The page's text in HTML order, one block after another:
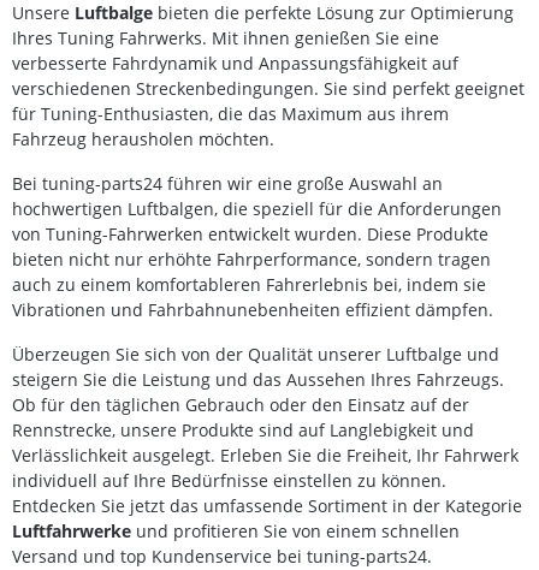
einsetzbarer Luftbalg für Luftfahrwerke Robuste Bauweise
mit Kennzeichnung „LF2007-1“ Geeignet als Ersatz für
defekte Luftfedern Teilweise verwendbar im Set mit
Teilegutachten (§19.3) Hohe Materialqualität und
zuverlässige Abdichtung Lieferumfang: 1x TA Technix
Luftbalg 150mm schmal (Kennzeichnung „LF2007-1“)
Unsere Luftbalge bieten die perfekte Lösung zur Optimierung
Ihres Tuning Fahrwerks. Mit ihnen genießen Sie eine
verbesserte Fahrdynamik und Anpassungsfähigkeit auf
verschiedenen Streckenbedingungen. Sie sind perfekt geeignet
für Tuning-Enthusiasten, die das Maximum aus ihrem
Fahrzeug herausholen möchten.
Bei tuning-parts24 führen wir eine große Auswahl an
hochwertigen Luftbalgen, die speziell für die Anforderungen
von Tuning-Fahrwerken entwickelt wurden. Diese Produkte
bieten nicht nur erhöhte Fahrperformance, sondern tragen
auch zu einem komfortableren Fahrerlebnis bei, indem sie
Vibrationen und Fahrbahnunebenheiten effizient dämpfen.
Überzeugen Sie sich von der Qualität unserer Luftbalge und
steigern Sie die Leistung und das Aussehen Ihres Fahrzeugs.
Ob für den täglichen Gebrauch oder den Einsatz auf der
Rennstrecke, unsere Produkte sind auf Langlebigkeit und
Verlässlichkeit ausgelegt. Erleben Sie die Freiheit, Ihr Fahrwerk
individuell auf Ihre Bedürfnisse einstellen zu können.
Entdecken Sie jetzt das umfassende Sortiment in der Kategorie
Luftfahrwerke und profitieren Sie von einem schnellen
Versand und top Kundenservice bei tuning-parts24.